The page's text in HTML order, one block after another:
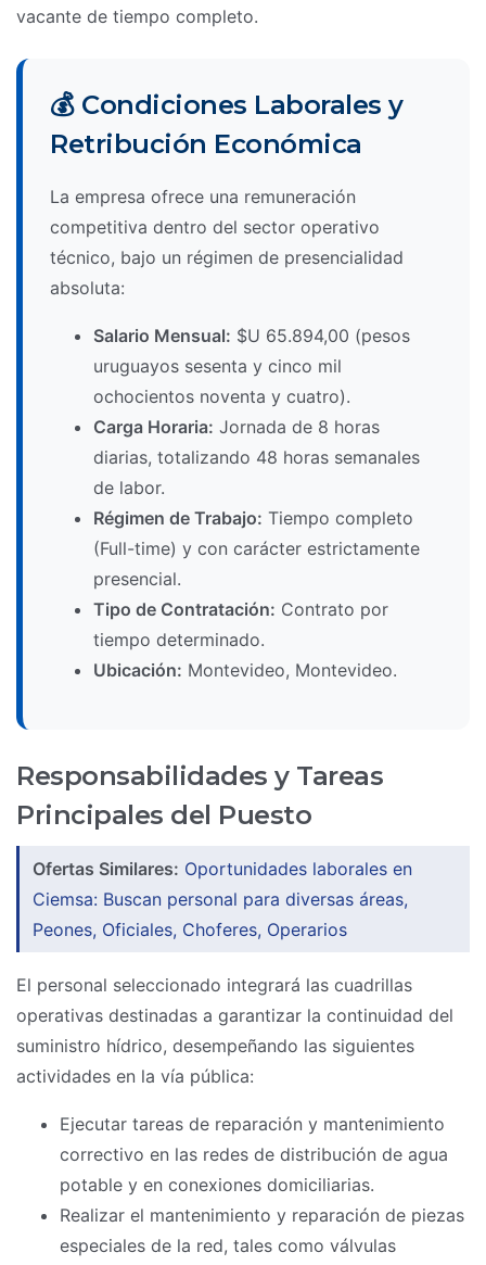
vacante de tiempo completo.
💰 Condiciones Laborales y
Retribución Económica
La empresa ofrece una remuneración
competitiva dentro del sector operativo
técnico, bajo un régimen de presencialidad
absoluta:
Salario Mensual: $U 65.894,00 (pesos
uruguayos sesenta y cinco mil
ochocientos noventa y cuatro).
Carga Horaria: Jornada de 8 horas
diarias, totalizando 48 horas semanales
de labor.
Régimen de Trabajo: Tiempo completo
(Full-time) y con carácter estrictamente
presencial.
Tipo de Contratación: Contrato por
tiempo determinado.
Ubicación: Montevideo, Montevideo.
Responsabilidades y Tareas
Principales del Puesto
Ofertas Similares: Oportunidades laborales en
Ciemsa: Buscan personal para diversas áreas,
Peones, Oficiales, Choferes, Operarios
El personal seleccionado integrará las cuadrillas
operativas destinadas a garantizar la continuidad del
suministro hídrico, desempeñando las siguientes
actividades en la vía pública:
Ejecutar tareas de reparación y mantenimiento
correctivo en las redes de distribución de agua
potable y en conexiones domiciliarias.
Realizar el mantenimiento y reparación de piezas
especiales de la red, tales como válvulas